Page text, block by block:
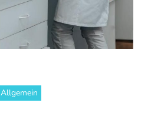
Allgemein